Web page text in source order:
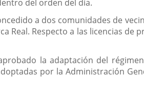
del orden del día.
a dos comunidades de
Real. Respecto a las licencias
la adaptación del
por la Administración